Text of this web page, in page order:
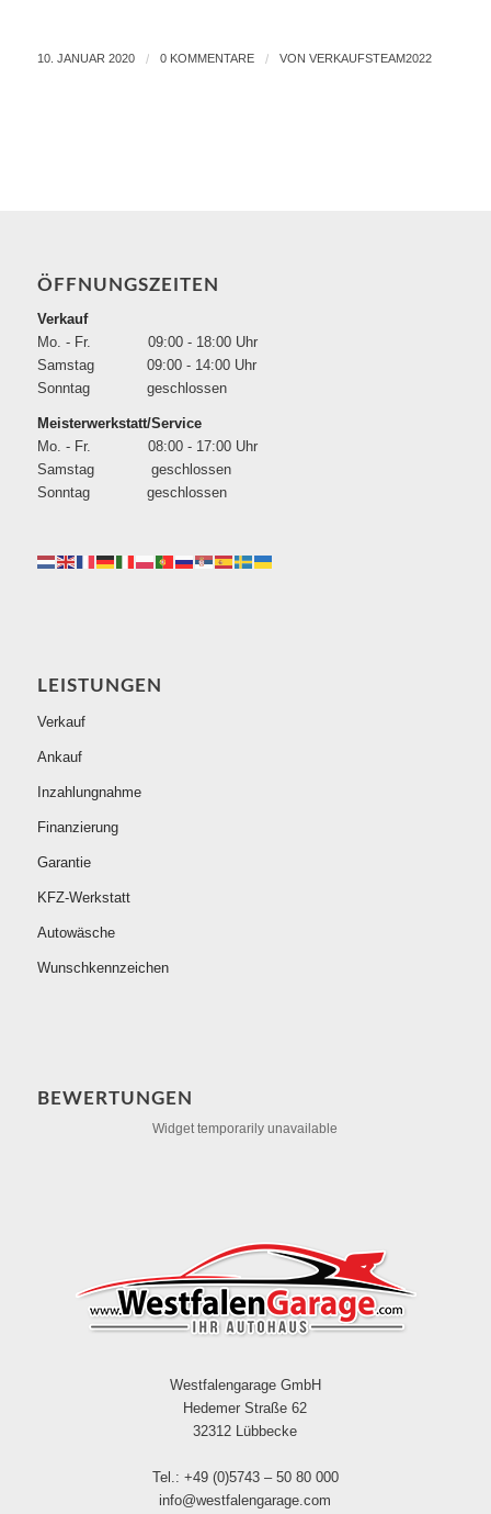
10. JANUAR 2020 / 0 KOMMENTARE / VON VERKAUFSTEAM2022
ÖFFNUNGSZEITEN
Verkauf
Mo. - Fr. 09:00 - 18:00 Uhr
Samstag 09:00 - 14:00 Uhr
Sonntag geschlossen
Meisterwerkstatt/Service
Mo. - Fr. 08:00 - 17:00 Uhr
Samstag geschlossen
Sonntag geschlossen
LEISTUNGEN
Verkauf
Ankauf
Inzahlungnahme
Finanzierung
Garantie
KFZ-Werkstatt
Autowäsche
Wunschkennzeichen
BEWERTUNGEN
Widget temporarily unavailable
Westfalengarage GmbH
Hedemer Straße 62
32312 Lübbecke
Tel.: +49 (0)5743 – 50 80 000
info@westfalengarage.com